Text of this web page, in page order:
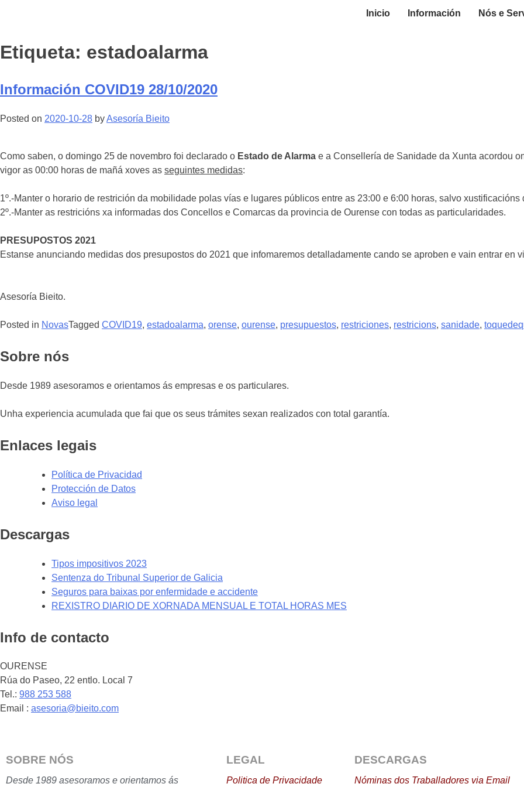
Inicio Información Nós e
Etiqueta: estadoalarma
Información COVID19 28/10/2020
Posted on 2020-10-28 byAsesoría Bieito
Como saben, o domingo 25 de novembro foi declarado o Estado de Alarma e a Consellería de Sanidade da Xunta acordou
vigor as 00:00 horas de mañá xoves as seguintes medidas:
1º.-Manter o horario de restrición da mobilidade polas vías e lugares públicos entre as 23:00 e 6:00 horas, salvo xustificacións
2º.-Manter as restricións xa informadas dos Concellos e Comarcas da provincia de Ourense con todas as particularidades.
PRESUPOSTOS 2021
Estanse anunciando medidas dos presupostos do 2021 que infomaremos detalladamente cando se aproben e vain entrar en
Asesoría Bieito.
Posted in NovasTagged COVID19, estadoalarma, orense, ourense, presupuestos, restriciones, restricions, sanidade,
Sobre nós
Desde 1989 asesoramos e orientamos ás empresas e os particulares.
Unha experiencia acumulada que fai que os seus trámites sexan realizados con total garantía.
Enlaces legais
Política de Privacidad
Protección de Datos
Aviso legal
Descargas
Tipos impositivos 2023
Sentenza do Tribunal Superior de Galicia
Seguros para baixas por enfermidade e accidente
REXISTRO DIARIO DE XORNADA MENSUAL E TOTAL HORAS MES
Info de contacto
OURENSE
Rúa do Paseo, 22 entlo. Local 7
Tel.: 988 253 588
Email : asesoria@bieito.com
SOBRE NÓS
Desde 1989 asesoramos e orientamos ás
LEGAL
Politica de Privacidade
DESCARGAS
Nóminasdos Traballadores via Email